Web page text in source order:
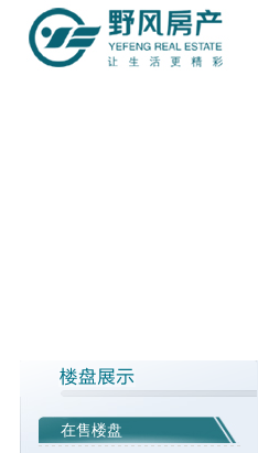
在售楼盘